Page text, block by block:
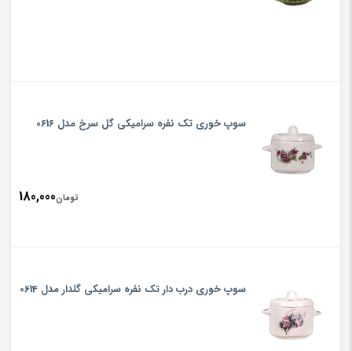
سوپ خوری تک نفره سرامیکی گل سرخ مدل 0616
تومان180,000
سوپ خوری درب دار تک نفره سرامیکی گلدار مدل 0614